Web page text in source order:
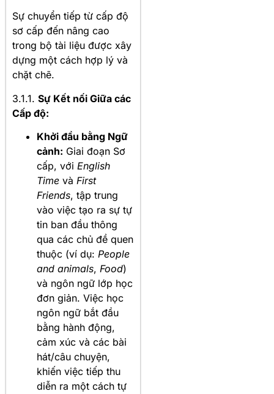
Sự chuyển tiếp từ cấp độ
sơ cấp đến nâng cao
trong bộ tài liệu được xây
dựng một cách hợp lý và
chặt chẽ.
3.1.1. Sự Kết nối Giữa các
Cấp độ:
Khởi đầu bằng Ngữ
cảnh: Giai đoạn Sơ
cấp, với English
Time và First
Friends, tập trung
vào việc tạo ra sự tự
tin ban đầu thông
qua các chủ đề quen
thuộc (ví dụ: People
and animals, Food)
và ngôn ngữ lớp học
đơn giản. Việc học
ngôn ngữ bắt đầu
bằng hành động,
cảm xúc và các bài
hát/câu chuyện,
khiến việc tiếp thu
diễn ra một cách tự